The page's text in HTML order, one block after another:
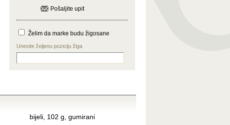
Pošaljite upit
Želim da marke budu žigosane
Unesite željenu poziciju žiga
bijeli, 102 g, gumirani